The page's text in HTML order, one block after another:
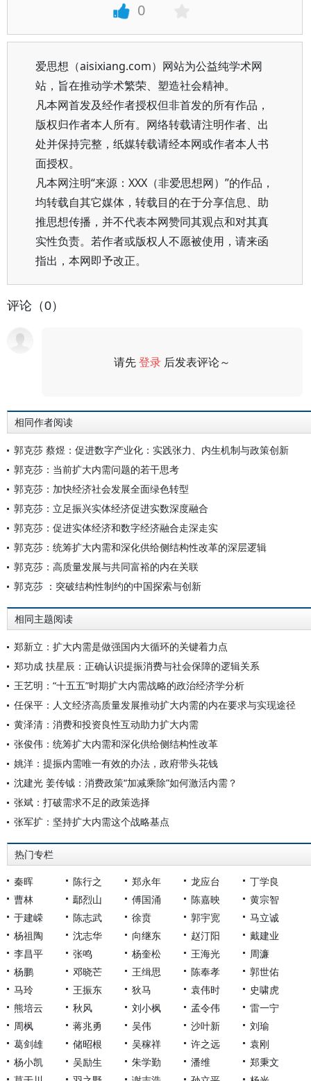
0
爱思想（aisixiang.com）网站为公益纯学术网
站，旨在推动学术繁荣、塑造社会精神。
凡本网首发及经作者授权但非首发的所有作品，
版权归作者本人所有。网络转载请注明作者、出
处并保持完整，纸媒转载请经本网或作者本人书
面授权。
凡本网注明“来源：XXX（非爱思想网）”的作品，
均转载自其它媒体，转载目的在于分享信息、助
推思想传播，并不代表本网赞同其观点和对其真
实性负责。若作者或版权人不愿被使用，请来函
指出，本网即予改正。
评论（0）
请先登录 后发表评论～
相同作者阅读
郭克莎 蔡煜：促进数字产业化：实践张力、内生机制与政策创新
郭克莎：当前扩大内需问题的若干思考
郭克莎：加快经济社会发展全面绿色转型
郭克莎：立足振兴实体经济促进实数深度融合
郭克莎：促进实体经济和数字经济融合走深走实
郭克莎：统筹扩大内需和深化供给侧结构性改革的深层逻辑
郭克莎：高质量发展与共同富裕的内在关联
郭克莎 ：突破结构性制约的中国探索与创新
相同主题阅读
郑新立：扩大内需是做强国内大循环的关键着力点
郑功成 扶星辰：正确认识提振消费与社会保障的逻辑关系
王艺明：“十五五”时期扩大内需战略的政治经济学分析
任保平：人文经济高质量发展推动扩大内需的内在要求与实现途径
黄泽清：消费和投资良性互动助力扩大内需
张俊伟：统筹扩大内需和深化供给侧结构性改革
姚洋：提振内需唯一有效的办法，政府带头花钱
沈建光 姜传钺：消费政策“加减乘除”如何激活内需？
张斌：打破需求不足的政策选择
张军扩：坚持扩大内需这个战略基点
热门专栏
秦晖 陈行之 郑永年 龙应台
丁学良
曹林
鄢烈山 傅国涌 陈嘉映
黄宗智
于建嵘
陈志武 徐贲 郭宇宽
马立诚
杨祖陶
沈志华 向继东 赵汀阳
戴建业
李昌平
张鸣 杨奎松 王海光
周濂
杨鹏
邓晓芒 王缉思 陈奉孝
郭世佑
马玲
王振东 狄马 袁伟时
史啸虎
熊培云
秋风 刘小枫 孟令伟
雷一宁
周枫
蒋兆勇 吴伟 沙叶新
刘瑜
葛剑雄
储昭根 吴稼祥 许之远
袁刚
杨小凯
吴励生 朱学勤 潘维
郑秉文